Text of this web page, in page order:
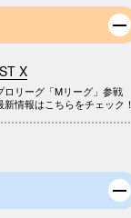
X
ロリーグ「Mリーグ」参戦
新情報はこちらをチェック！